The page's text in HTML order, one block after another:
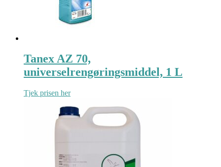
Tanex AZ 70,
universelrengøringsmiddel, 1 L
Tjek prisen her